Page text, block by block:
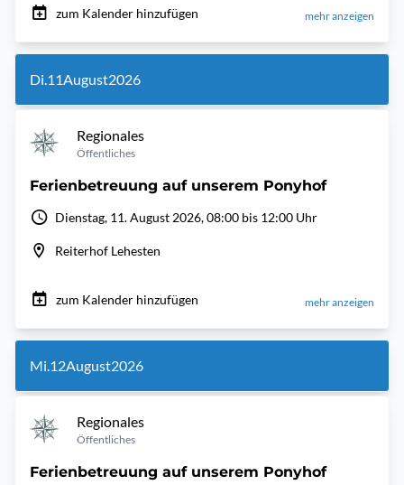
zum Kalender hinzufügen mehr anzeigen
Di.11August2026
Regionales
Öffentliches
Ferienbetreuung auf unserem Ponyhof
Dienstag, 11. August 2026, 08:00 bis 12:00 Uhr
Reiterhof Lehesten
zum Kalender hinzufügen mehr anzeigen
Mi.12August2026
Regionales
Öffentliches
Ferienbetreuung auf unserem Ponyhof